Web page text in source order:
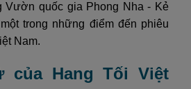
Vườn quốc gia Phong Nha - Kẻ
trong những điểm đến phiêu
Nam.
của Hang Tối Việt